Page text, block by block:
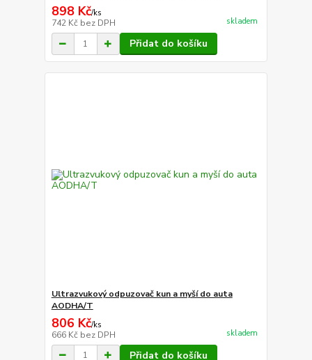
898 Kč/ks
742 Kč bez DPH skladem
Přidat do košíku
Ultrazvukový odpuzovač kun a myší do auta
AODHA/T
806 Kč/ks
666 Kč bez DPH skladem
Přidat do košíku